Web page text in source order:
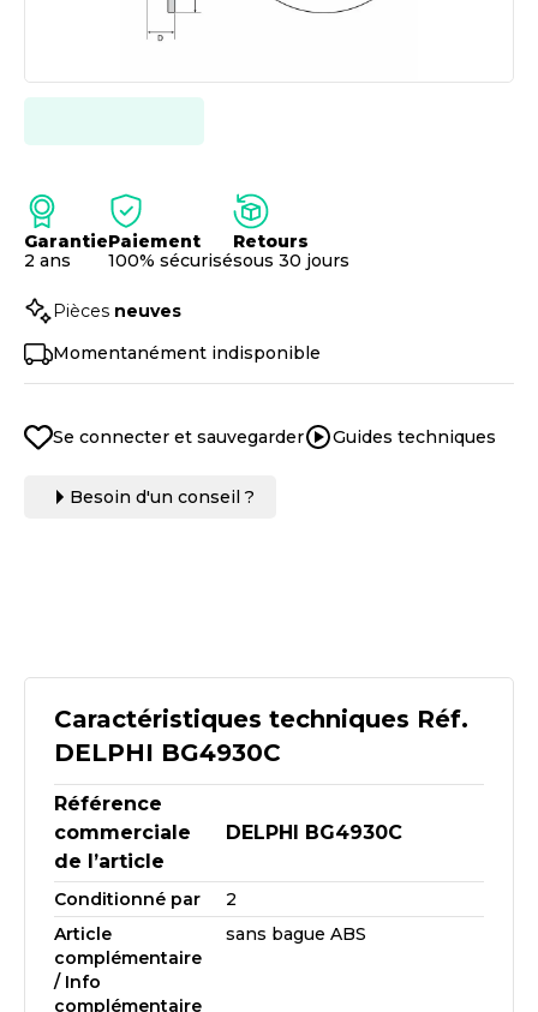
Caractéristiques techniques Réf.
DELPHI BG4930C
Référence
commerciale
de l’article
DELPHI BG4930C
Conditionné par
2
Article
complémentaire
/ Info
complémentaire
sans bague ABS
Garantie
2 ans
Paiement
100% sécurisé
Retours
sous 30 jours
Pièces neuves
Momentanément indisponible
Se connecter et sauvegarder Guides techniques
Besoin d'un conseil ?